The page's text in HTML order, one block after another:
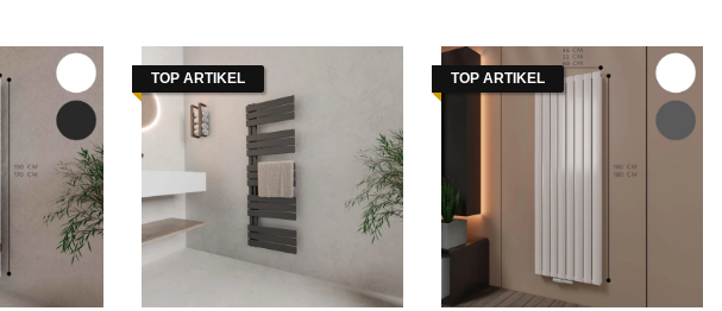
TOP ARTIKEL TOP ARTIKEL